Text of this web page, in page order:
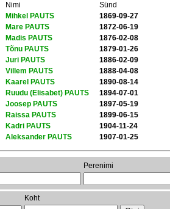
Nimi
Sünd
Mihkel PAUTS
1869-09-27
Mare PAUTS
1872-06-19
Madis PAUTS
1876-02-08
Tõnu PAUTS
1879-01-26
Juri PAUTS
1886-02-09
Villem PAUTS
1888-04-08
Kaarel PAUTS
1890-08-14
Ruudu (Elisabet) PAUTS
1894-07-01
Joosep PAUTS
1897-05-19
Raissa PAUTS
1899-06-15
Kadri PAUTS
1904-11-24
Aleksander PAUTS
1907-01-25
Perenimi
Koht